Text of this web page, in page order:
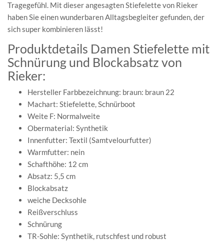
Tragegefühl. Mit dieser angesagten Stiefelette von Rieker
haben Sie einen wunderbaren Alltagsbegleiter gefunden, der
sich super kombinieren lässt!
Produktdetails Damen Stiefelette mit
Schnürung und Blockabsatz von
Rieker:
Hersteller Farbbezeichnung: braun: braun 22
Machart: Stiefelette, Schnürboot
Weite F: Normalweite
Obermaterial: Synthetik
Innenfutter: Textil (Samtvelourfutter)
Warmfutter: nein
Schafthöhe: 12 cm
Absatz: 5,5 cm
Blockabsatz
weiche Decksohle
Reißverschluss
Schnürung
TR-Sohle: Synthetik, rutschfest und robust